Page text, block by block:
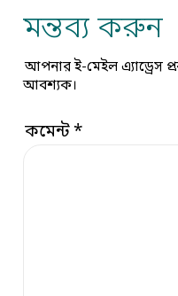
মন্তব্য করুন
আপনার ই-মেইল এ্যাড্রেস
আবশ্যক।
কমেন্ট*